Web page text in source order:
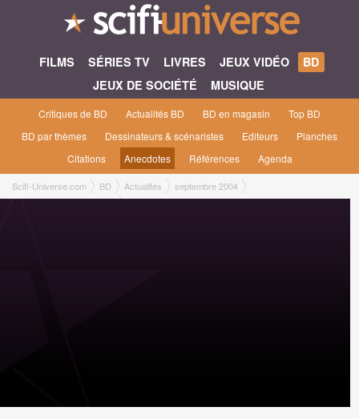
FILMS SÉRIES TV LIVRES JEUX VIDÉO
BD
JEUX DE SOCIÉTÉ
MUSIQUE
Critiques de BD Actualités BD BD en magasin
Top BD
BD par thèmes
Dessinateurs & scénaristes Editeurs
Planches
Citations
Anecdotes Références Agenda
Scifi-Universe.com BD Actualités
septembre 2004
Raphaël Drommelschlager